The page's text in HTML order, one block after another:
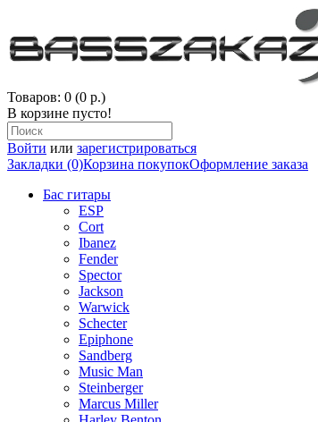
Товаров: 0 (0 р.)
В корзине пусто!
Войти или зарегистрироваться
Закладки (0)Корзина покупокОформление заказа
Бас гитары
ESP
Cort
Ibanez
Fender
Spector
Jackson
Warwick
Schecter
Epiphone
Sandberg
Music Man
Steinberger
Marcus Miller